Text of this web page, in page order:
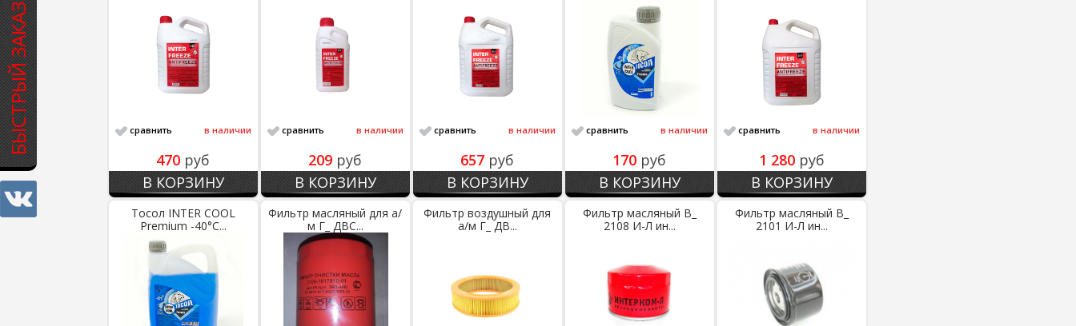
БЫСТРЫЙ ЗАКАЗ сравнить в наличии
470 руб
В КОРЗИНУ
сравнить в наличии
209 руб
В КОРЗИНУ
сравнить в наличии
657 руб
В КОРЗИНУ
сравнить в наличии
170 руб
В КОРЗИНУ
сравнить в наличии
1 280 руб
В КОРЗИНУ
Тосол INTER COOL
Premium -40°С...
Фильтр масляный для а/
м Г_ ДВС...
Фильтр воздушный для
а/м Г_ ДВ...
Фильтр масляный В_
2108 И-Л ин...
Фильтр масляный В_
2101 И-Л ин...